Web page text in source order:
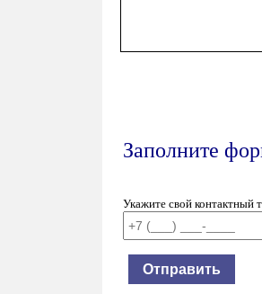
Заполните
Укажите свой контактный